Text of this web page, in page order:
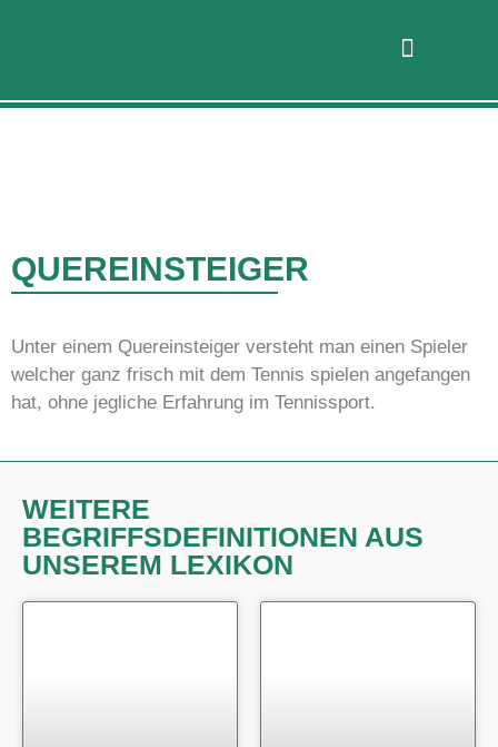
QUEREINSTEIGER
Unter einem Quereinsteiger versteht man einen Spieler
welcher ganz frisch mit dem Tennis spielen angefangen
hat, ohne jegliche Erfahrung im Tennissport.
WEITERE
BEGRIFFSDEFINITIONEN AUS
UNSEREM LEXIKON